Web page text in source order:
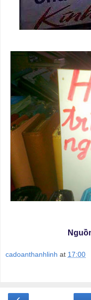
cadoanthanhlinh at 17:00